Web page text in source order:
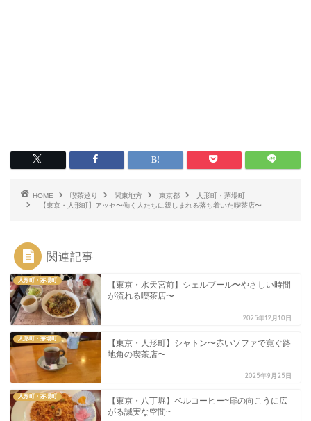
HOME 喫茶巡り 関東地方 東京都
人形町・茅場町
【東京・人形町】アッセ〜働く人たちに親しまれる落ち着いた喫茶店〜
関連記事
人形町・茅場町
【東京・水天宮前】シェルブール〜やさしい時間
が流れる喫茶店〜
2025年12月10日
人形町・茅場町
【東京・人形町】シャトン〜赤いソファで寛ぐ路
地角の喫茶店〜
2025年9月25日
人形町・茅場町
【東京・八丁堀】ベルコーヒー~扉の向こうに広
がる誠実な空間~